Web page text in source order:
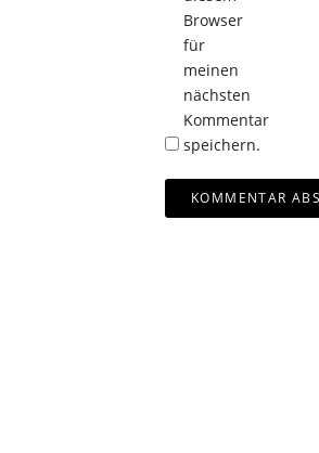
Browser
für
meinen
nächsten
Kommentar
speichern.